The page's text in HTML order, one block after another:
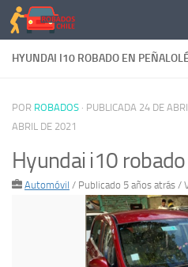
Saltar al contenido
HYUNDAI I10 ROBADO EN
POR ROBADOS · PUBLICADA 24 DE
ABRIL DE 2021
Hyundai i10
Automóvil / Publicado 5 años atrás /